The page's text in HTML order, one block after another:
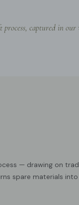
captured in our
— drawing on
spare materials